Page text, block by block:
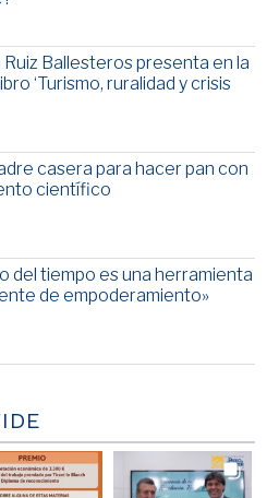
Ruiz Ballesteros presenta en la
‘Turismo, ruralidad y crisis
casera para hacer pan con
científico
del tiempo es una herramienta
de empoderamiento»